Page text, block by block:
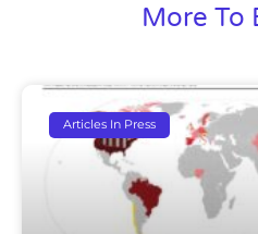
More To
Articles In Press